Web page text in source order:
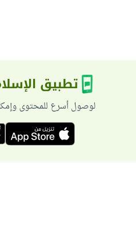
تطبيق
لوصول أسرع للمحتوى